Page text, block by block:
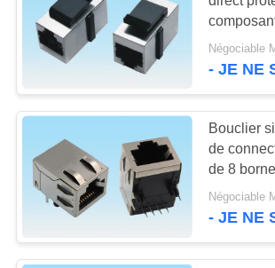
VISITE
D'USINE
CONTRÔLE
DE
QUALITÉ
CONTACTEZ-
NOUS
embarquer le
connecteur
type
d'usb de c
RJ45
Négociable
- JE NE
Bouclier
de
de 8
la fente
Négociable
- JE NE